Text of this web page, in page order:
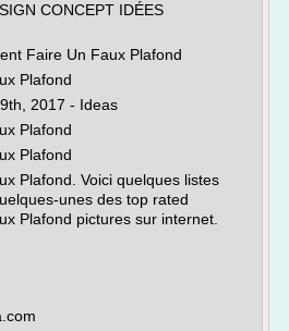
CONCEPT IDÉES
Faire Un Faux Plafond
Plafond
2017 - Ideas
Plafond
Plafond
Plafond. Voici quelques listes
unes des top rated
Plafond pictures sur internet.